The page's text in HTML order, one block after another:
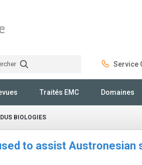
Service
Traités EMC Domaines
BIOLOGIES
to assist Austronesian